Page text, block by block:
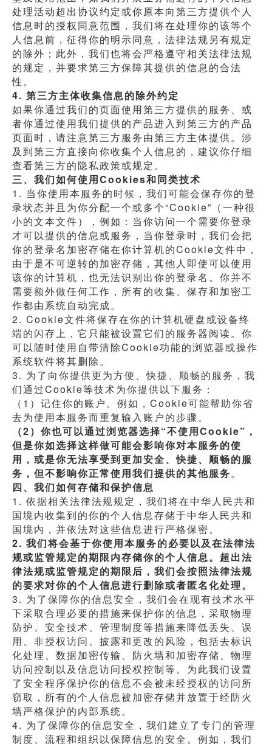
处理活动超出协议约定或你原本向第三方提供个人
信息时的授权同意范围，我们将在处理你的该等个
人信息前，征得你的明示同意，法律法规另有规定
的除外；此外，我们也将会严格遵守相关法律法规
的规定，并要求第三方保障其提供的信息的合法
性。
4. 第三方主体收集信息的除外约定
如果你通过我们的页面使用第三方提供的服务、或
者你通过使用我们提供的产品进入到第三方的产品
页面时，请注意第三方服务由第三方主体提供。涉
及到第三方直接向你收集个人信息的，建议你仔细
查看第三方的隐私政策或规定。
三、我们如何使用Cookies和同类技术
1. 当你使用本服务的时候，我们可能会保存你的登
录状态并且为你分配一个或多个“Cookie”（一种很
小的文本文件），例如：当你访问一个需要你登录
才可以提供的信息或服务，当你登录时，我们会把
你的登录名加密存储在你计算机的Cookie文件中，
由于是不可逆转的加密存储，其他人即使可以使用
该你的计算机，也无法识别出你的登录名。你并不
需要额外做任何工作，所有的收集、保存和加密工
作都由系统自动完成。
2. Cookie文件将保存在你的计算机硬盘或设备终
端的闪存上，它只能被设置它们的服务器阅读。你
可以随时使用自带清除Cookie功能的浏览器或操作
系统软件将其删除。
3. 为了向你提供更为方便、快捷、顺畅的服务，我
们通过Cookie等技术为你提供以下服务：
（1）记住你的账户。例如，Cookie可能帮助你省
去为使用本服务而重复输入账户的步骤。
（2）你也可以通过浏览器选择“不使用Cookie”，
但是你如选择这样做可能会影响你对本服务的使
用，或是你无法享受到更加安全、快捷、顺畅的服
务，但不影响你正常使用我们提供的其他服务。
四、我们如何存储和保护信息
1. 依据相关法律法规规定，我们将在中华人民共和
国境内收集到的你的个人信息存储于中华人民共和
国境内，并依法对这些信息进行严格保密。
2. 我们将会基于你使用本服务的必要以及在法律法
规或监管规定的期限内存储你的个人信息。超出法
律法规或监管规定的期限后，我们会按照法律法规
的要求对你的个人信息进行删除或者匿名化处理。
3. 为了保障你的信息安全，我们会在现有技术水平
下采取合理必要的措施来保护你的信息，采取物理
防护、安全技术、管理制度等措施来降低丢失、误
用、非授权访问、披露和更改的风险，包括去标识
化处理、数据加密传输、防火墙和加密存储、物理
访问控制以及信息访问授权控制等。为此我们设置
了安全程序保护你的信息不会被未经授权的访问所
窃取，所有的个人信息被加密存储并放置于经防火
墙严格保护的内部系统。
4. 为了保障你的信息安全，我们建立了专门的管理
制度、流程和组织以保障信息的安全。例如，我们